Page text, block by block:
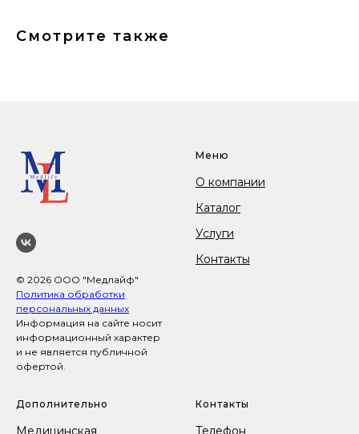
Смотрите также
© 2026 ООО "Медлайф"
Политика обработки
персональных данных
Информация на сайте носит
информационный характер
и не является публичной
офертой.
Меню
О компании
Каталог
Услуги
Контакты
Дополнительно
Медицинская
Контакты
Телефон